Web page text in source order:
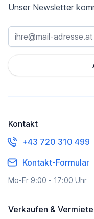
Unser Newsletter
Kontakt
+43 720 310 499
Kontakt-Formular
Mo-Fr 9:00 - 17:00 Uhr
Verkaufen &